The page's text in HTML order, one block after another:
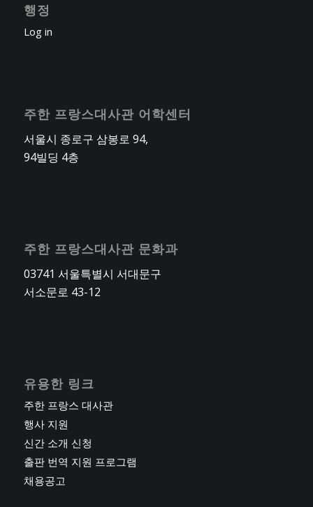
행정
Log in
주한 프랑스대사관 어학센터
서울시 종로구 삼봉로 94,
94빌딩 4층
주한 프랑스대사관 문화과
03741 서울특별시 서대문구
서소문로 43-12
유용한 링크
주한 프랑스 대사관
행사 지원
신간 소개 신청
출판 번역 지원 프로그램
채용공고